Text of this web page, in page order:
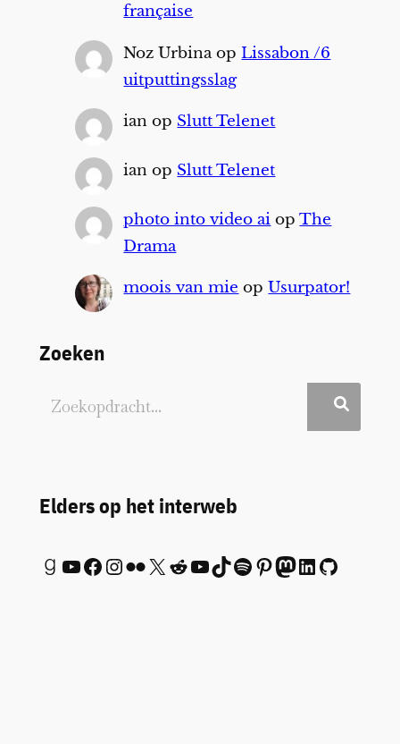
française
Noz UrbinaopLissabon /6
uitputtingsslag
ian op Slutt Telenet
ian op Slutt Telenet
photo into video ai opThe
Drama
moois van mie opUsurpator!
Zoeken
Elders op het interweb
Goodreads YouTube Facebook InstagramFlickr X Reddit YouTube TikTok Spotify Pinterest Mastodon LinkedIn GitHub